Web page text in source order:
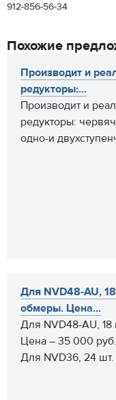
912-856-56-34
Похожие
Производит и
редукторы:...
Производит и
редукторы:
одно-и
Для NVD48-AU,
обмеры. Цена...
Для NVD48-AU,
Цена – 35 000
Для NVD36, 24